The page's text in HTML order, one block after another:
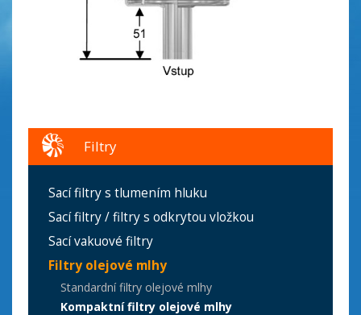
Filtry
Sací filtry s tlumením hluku
Sací filtry / filtry s odkrytou vložkou
Sací vakuové filtry
Filtry olejové mlhy
Standardní filtry olejové mlhy
Kompaktní filtry olejové mlhy